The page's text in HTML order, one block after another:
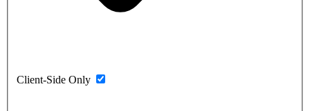
Client-Side Only